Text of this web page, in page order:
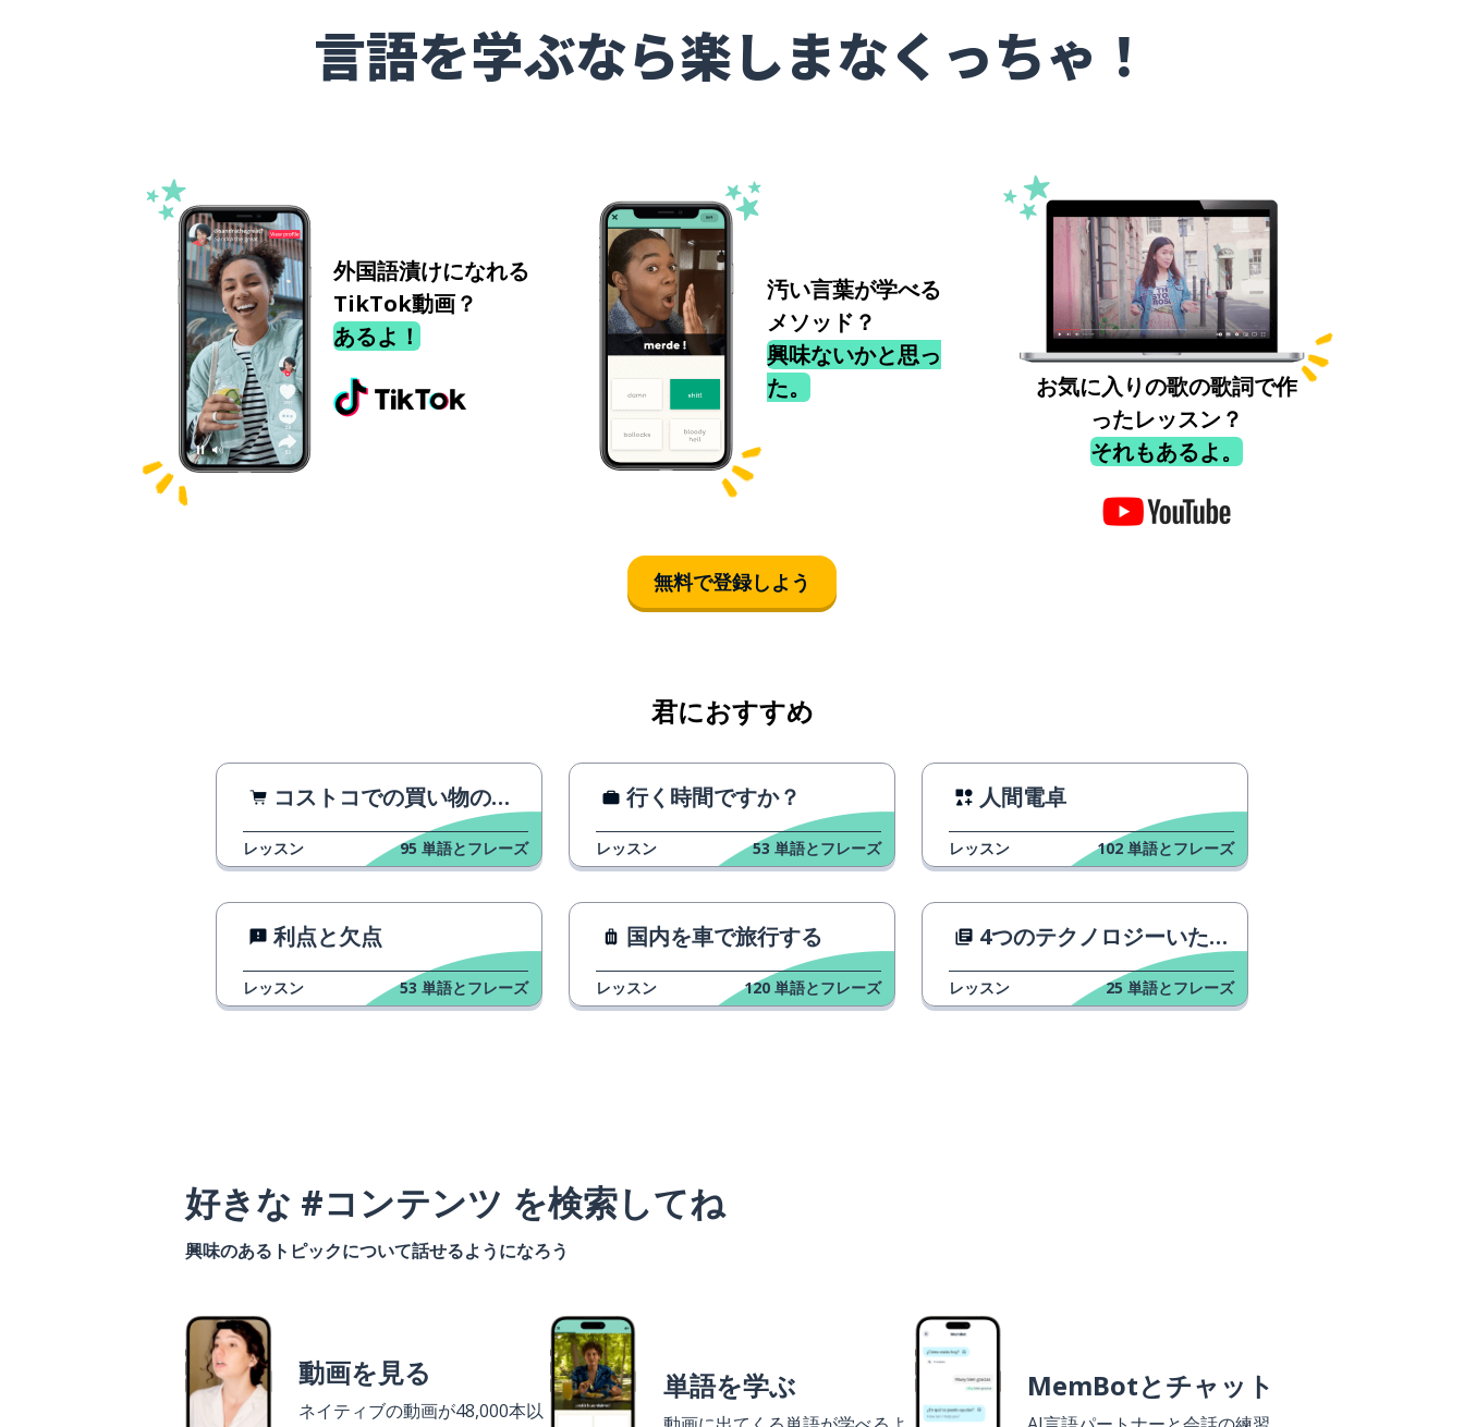
言語を学ぶなら楽しまなくっちゃ！
外国語漬けになれる
TikTok動画？
あるよ！
汚い言葉が学べる
メソッド？
興味ないかと思っ
た。
お気に入りの歌の歌詞で作
ったレッスン？
それもあるよ。
無料で登録しよう
君におすすめ
コストコでの買い物のヒント
レッスン 95 単語とフレーズ
行く時間ですか？
レッスン 53 単語とフレーズ
人間電卓
レッスン 102 単語とフレーズ
利点と欠点
レッスン 53 単語とフレーズ
国内を車で旅行する
レッスン 120 単語とフレーズ
4つのテクノロジーいたずら
レッスン 25 単語とフレーズ
好きな #コンテンツ を検索してね
興味のあるトピックについて話せるようになろう
動画を見る
ネイティブの動画が48,000本以
単語を学ぶ MemBotとチャット